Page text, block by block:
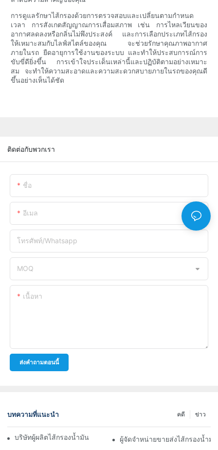
การดูแลรักษาไส้กรองด้วยการตรวจสอบและเปลี่ยนตามกำหนด
เวลา การสังเกตสัญญาณการเสื่อมสภาพ เช่น การไหลเวียนของ
อากาศลดลงหรือกลิ่นไม่พึงประสงค์ และการเลือกประเภทไส้กรอง
ให้เหมาะสมกับไลฟ์สไตล์ของคุณ จะช่วยรักษาคุณภาพอากาศ
ภายในรถ ยืดอายุการใช้งานของระบบ และทำให้ประสบการณ์การ
ขับขี่ดียิ่งขึ้น การเข้าใจประเด็นเหล่านี้และปฏิบัติตามอย่างเหมาะ
สม จะทำให้ความสะอาดและความสะดวกสบายภายในรถของคุณดี
ขึ้นอย่างเห็นได้ชัด
ติดต่อกับพวกเรา
ชื่อ
อีเมล
โทรศัพท์/whatsapp
MOQ
เนื้อหา
ส่งคำถามตอนนี้
บทความที่แนะนำ ข่าว
คดี
บริษัทผู้ผลิตไส้กรองน้ำมันชั้นนำ: ภาพรวมที่ครอบคลุม
ผู้จัดจำหน่ายขายส่งไส้กรองน้ำมั